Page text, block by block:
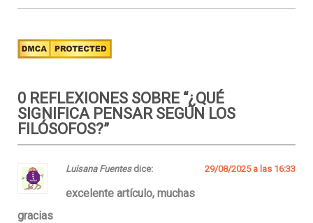
0 REFLEXIONES SOBRE “¿QUÉ
SIGNIFICA PENSAR SEGÚN LOS
FILÓSOFOS?”
Luisana Fuentes dice: 29/08/2025 a las 16:33
excelente artículo, muchas
gracias